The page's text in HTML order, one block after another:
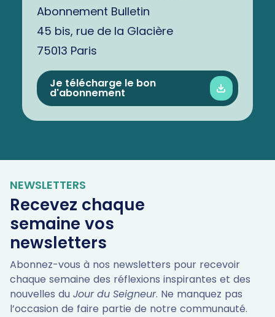
Abonnement Bulletin
45 bis, rue de la Glacière
75013 Paris
Je télécharge le bon
d'abonnement
NEWSLETTERS
Recevez chaque
semaine vos
newsletters
Abonnez-vous à nos newsletters pour recevoir
chaque semaine des réflexions inspirantes et des
nouvelles du Jour du Seigneur. Ne manquez pas
l’occasion de faire partie de notre communauté.